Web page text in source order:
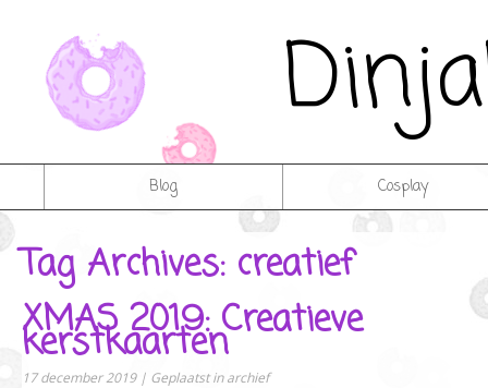
Blog Cosplay
Tag Archives: creatief
XMAS 2019: Creatieve
kerstkaarten
17 december 2019 | Geplaatst inarchief